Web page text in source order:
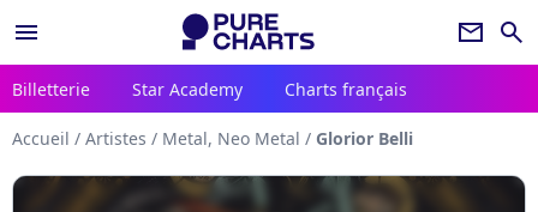
menu newsletter search
Billetterie Star Academy Charts français
Accueil / Artistes / Metal, Neo Metal / Glorior Belli